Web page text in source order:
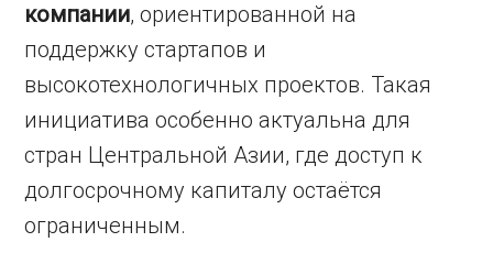
компании, ориентированной на
поддержку стартапов и
высокотехнологичных проектов. Такая
инициатива особенно актуальна для
стран Центральной Азии, где доступ к
долгосрочному капиталу остаётся
ограниченным.